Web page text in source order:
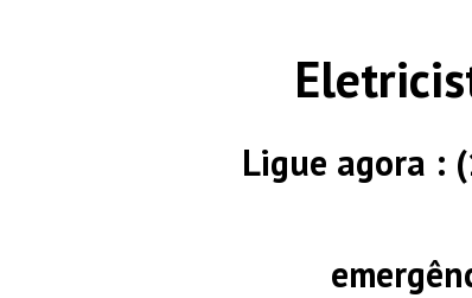
Ligue agora :